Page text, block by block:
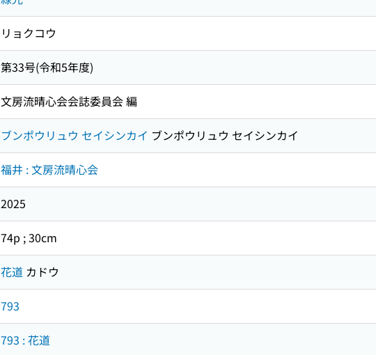
リョクコウ
第33号(令和5年度)
文房流晴心会会誌委員会 編
ブンポウリュウ セイシンカイ ブンポウリュウ セイシンカイ
福井 : 文房流晴心会
2025
74p ; 30cm
花道 カドウ
793
793 : 花道